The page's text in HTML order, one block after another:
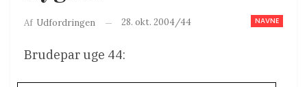
NAVNE
Af Udfordringen 28. okt. 2004/44
Brudepar uge 44: